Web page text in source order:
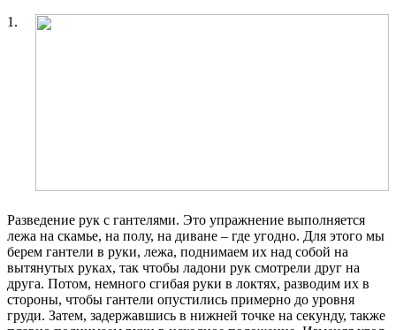
1.
Разведение рук с гантелями. Это упражнение выполняется
лежа на скамье, на полу, на диване – где угодно. Для этого мы
берем гантели в руки, лежа, поднимаем их над собой на
вытянутых руках, так чтобы ладони рук смотрели друг на
друга. Потом, немного сгибая руки в локтях, разводим их в
стороны, чтобы гантели опустились примерно до уровня
груди. Затем, задержавшись в нижней точке на секунду, также